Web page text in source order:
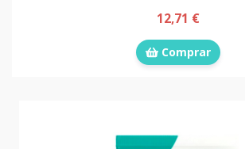
12,71 €
Comprar